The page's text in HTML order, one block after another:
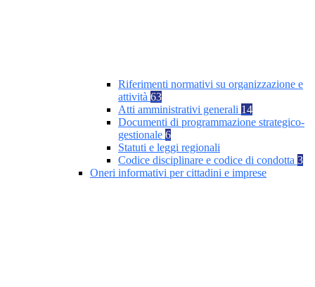
Riferimenti normativi su organizzazione e
attività 63
Atti amministrativi generali 14
Documenti di programmazione strategico-
gestionale 6
Statuti e leggi regionali
Codice disciplinare e codice di condotta 3
Oneri informativi per cittadini e imprese